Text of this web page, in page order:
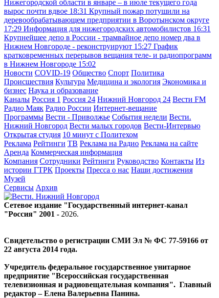
Нижегородской области в январе – в июле текущего года
вырос почти вдвое 18:31 Крупный пожар потушили на
деревообрабатывающем предприятии в Воротынском округе
17:29 Информация для нижегородских автомобилистов 16:31
Крупнейшее депо в России - трамвайное депо номер два в
Нижнем Новгороде - реконструируют 15:27 График
кратковременных перерывов вещания теле- и радиопрограмм
в Нижнем Новгороде 15:02
Новости COVID-19 Общество Спорт Политика
Происшествия Культура Медицина и экология Экономика и
бизнес Наука и образование
Каналы Россия 1 Россия 24 Нижний Новгород 24 Вести FM
Радио Маяк Радио России Интернет-вещание
Программы Вести - Приволжье События недели Вести.
Нижний Новгород Вести малых городов Вести-Интервью
Открытая студия 10 минут с Политехом
Реклама Рейтинги ТВ Реклама на Радио Реклама на сайте
Аренда Коммерческая информация
Компания Сотрудники Рейтинги Руководство Контакты Из
истории ГТРК Проекты Пресса о нас Наши достижения
Музей
Сервисы Архив
Сетевое издание "Государственный интернет-канал
"Россия" 2001 - 2026.
Свидетельство о регистрации СМИ Эл № ФС 77-59166 от
22 августа 2014 года.
Учредитель федеральное государственное унитарное
предприятие "Всероссийская государственная
телевизионная и радиовещательная компания". Главный
редактор – Елена Валерьевна Панина.